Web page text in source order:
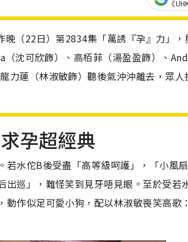
《
（22日）第2834集「萬誘『孕』力」
（沈可欣飾）、高栢菲（湯盈盈飾）、
力蓮（林淑敏飾）聽後氣沖沖離去，眾
孕超經典
若水佗B後受盡「高等級呵護」，「小風
巡」，難怪笑到見牙唔見眼。至於受若
作似足可愛小狗，配以林淑敏喪笑高歌